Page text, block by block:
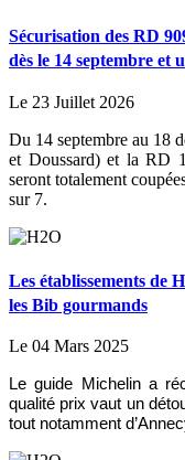
Sécurisation des RD
dès le 14 septembre et
Le 23 Juillet 2026
Du 14 septembre au 18
et Doussard) et la RD
seront totalement
sur 7.
Les établissements de
les Bib gourmands
Le 04 Mars 2025
Le guide Michelin a
qualité prix vaut un
tout notamment